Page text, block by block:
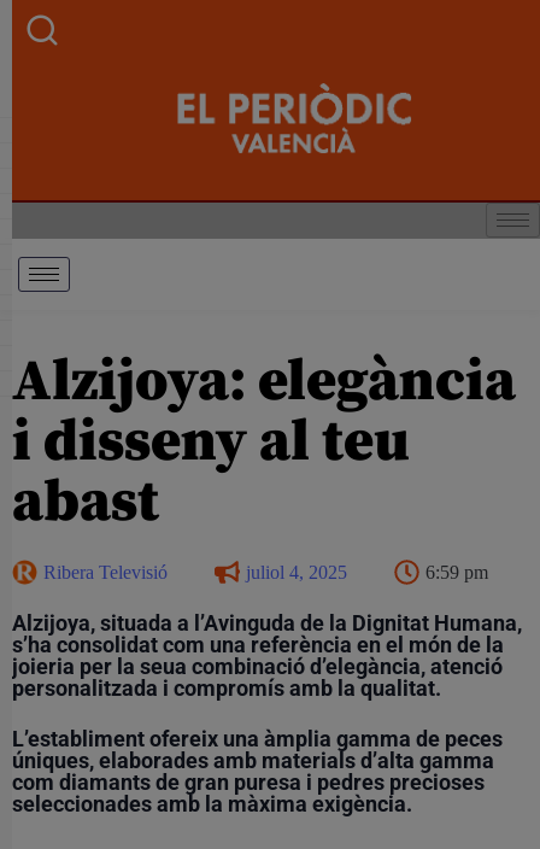
Alzijoya: elegància
i disseny al teu
abast
Ribera Televisió juliol 4, 2025 6:59 pm
Alzijoya, situada a l’Avinguda de la Dignitat Humana,
s’ha consolidat com una referència en el món de la
joieria per la seua combinació d’elegància, atenció
personalitzada i compromís amb la qualitat.
L’establiment ofereix una àmplia gamma de peces
úniques, elaborades amb materials d’alta gamma
com diamants de gran puresa i pedres precioses
seleccionades amb la màxima exigència.